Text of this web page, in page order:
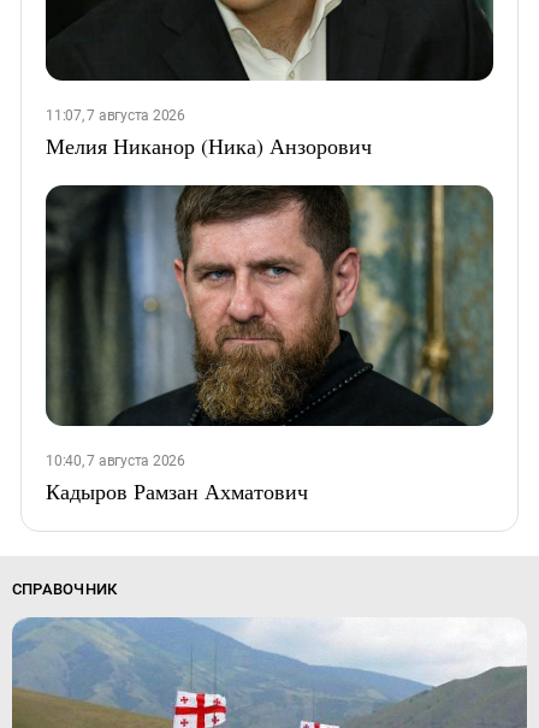
11:07, 7 августа 2026
Мелия Никанор (Ника) Анзорович
10:40, 7 августа 2026
Кадыров Рамзан Ахматович
СПРАВОЧНИК